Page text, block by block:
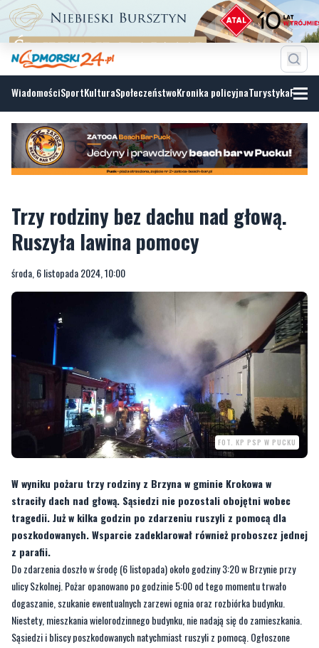
WiadomościSportKulturaSpołeczeństwoKronika policyjnaTurystyka
Trzy rodziny bez dachu nad głową.
Ruszyła lawina pomocy
środa, 6 listopada 2024, 10:00
FOT. KP PSP W PUCKU
W wyniku pożaru trzy rodziny z Brzyna w gminie Krokowa w
straciły dach nad głową. Sąsiedzi nie pozostali obojętni wobec
tragedii. Już w kilka godzin po zdarzeniu ruszyli z pomocą dla
poszkodowanych. Wsparcie zadeklarował również proboszcz jednej
z parafii.
Do zdarzenia doszło w środę (6 listopada) około godziny 3:20 w Brzynie przy
ulicy Szkolnej. Pożar opanowano po godzinie 5:00 od tego momentu trwało
dogaszanie, szukanie ewentualnych zarzewi ognia oraz rozbiórka budynku.
Niestety, mieszkania wielorodzinnego budynku, nie nadają się do zamieszkania.
Sąsiedzi i bliscy poszkodowanych natychmiast ruszyli z pomocą. Ogłoszone